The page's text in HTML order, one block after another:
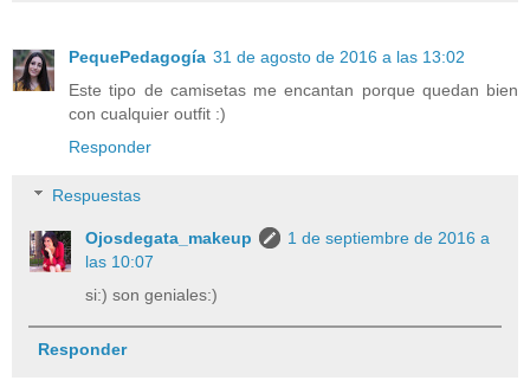
PequePedagogía 31 de agosto de 2016 a las 13:02
Este tipo de camisetas me encantan porque quedan bien
con cualquier outfit :)
Responder
Respuestas
Ojosdegata_makeup
1 de septiembre de 2016 a
las 10:07
si:) son geniales:)
Responder